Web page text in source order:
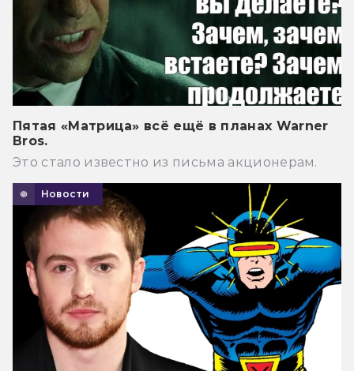
Пятая «Матрица» всё ещё в планах Warner
Bros.
Это стало известно из письма акционерам.
Новости